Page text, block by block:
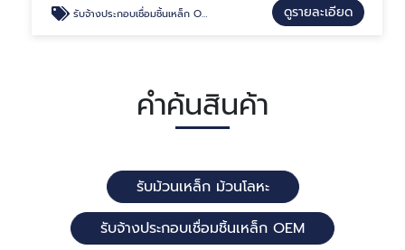
รับจ้างประกอบเชื่อมชิ้นเหล็ก OEM ดูรายละเอียด
คำค้นสินค้า
รับม้วนเหล็ก ม้วนโลหะ
รับจ้างประกอบเชื่อมชิ้นเหล็ก OEM